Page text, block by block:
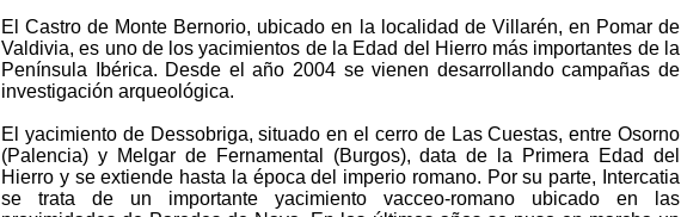
El Castro de Monte Bernorio, ubicado en la localidad de Villarén, en Pomar de
Valdivia, es uno de los yacimientos de la Edad del Hierro más importantes de la
Península Ibérica. Desde el año 2004 se vienen desarrollando campañas de
investigación arqueológica.
El yacimiento de Dessobriga, situado en el cerro de Las Cuestas, entre Osorno
(Palencia) y Melgar de Fernamental (Burgos), data de la Primera Edad del
Hierro y se extiende hasta la época del imperio romano. Por su parte, Intercatia
se trata de un importante yacimiento vacceo-romano ubicado en las